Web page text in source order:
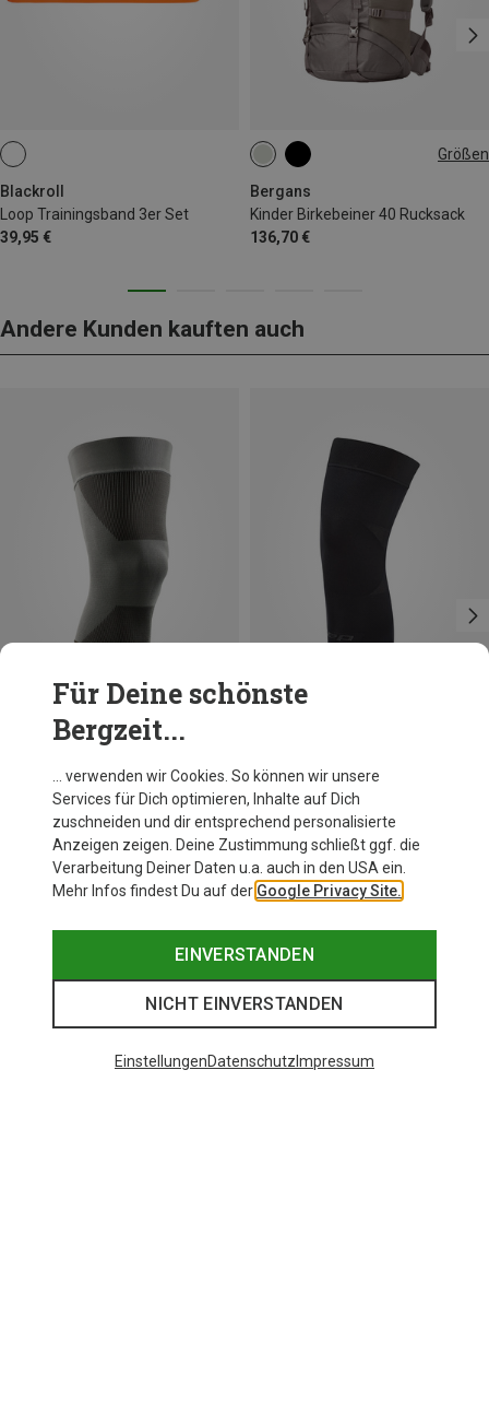
Blackroll
Loop Trainingsband 3er Set
39,95 €
Größen
Bergans
Kinder Birkebeiner 40 Rucksack
136,70 €
40L
Andere Kunden kauften auch
Du sparst 20%
Für Deine schönste
Bergzeit...
… verwenden wir Cookies. So können wir unsere
Services für Dich optimieren, Inhalte auf Dich
zuschneiden und dir entsprechend personalisierte
Anzeigen zeigen. Deine Zustimmung schließt ggf. die
Verarbeitung Deiner Daten u.a. auch in den USA ein.
Mehr Infos findest Du auf der Google Privacy Site.
EINVERSTANDEN
NICHT EINVERSTANDEN
EinstellungenDatenschutz Impressum